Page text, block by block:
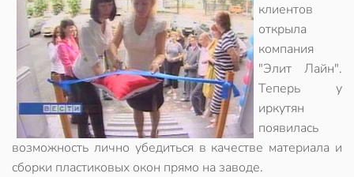
клиентов
открыла
компания
"Элит Лайн".
Теперь у
иркутян
появилась
возможность лично убедиться в качестве материала и
сборки пластиковых окон прямо на заводе.